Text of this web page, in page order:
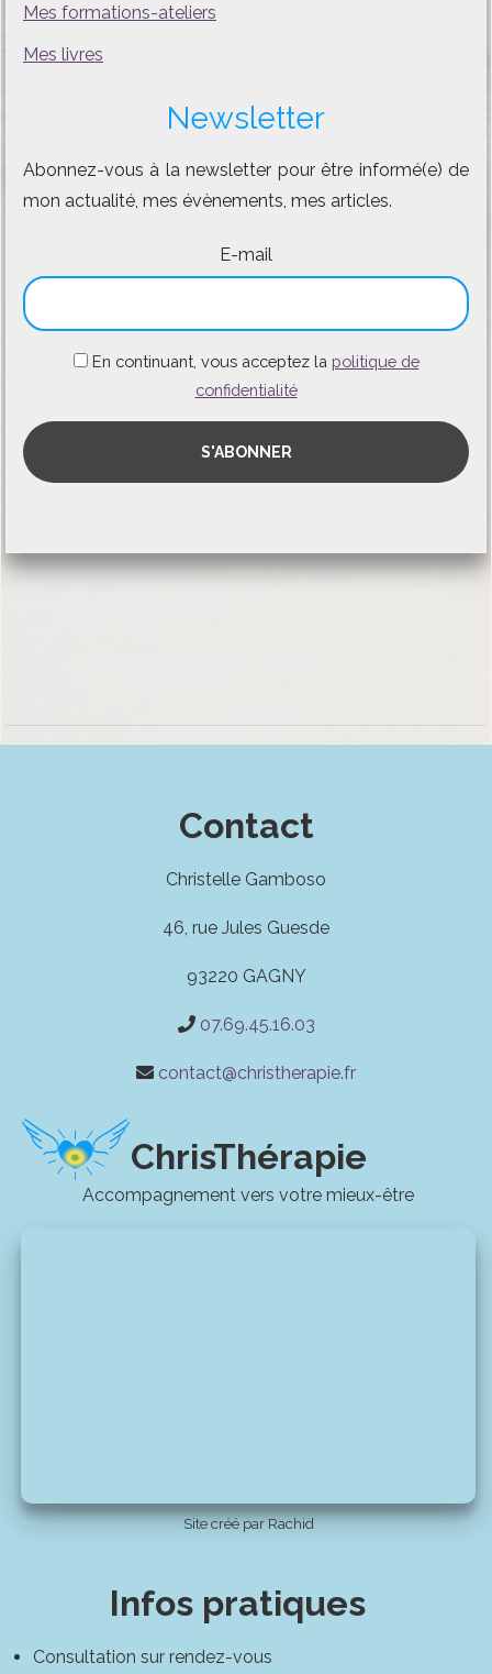
Mes formations-ateliers
Mes livres
Newsletter
Abonnez-vous à la newsletter pour être informé(e) de
mon actualité, mes évènements, mes articles.
E-mail
En continuant, vous acceptez la politique de
confidentialité
Contact
Christelle Gamboso
46, rue Jules Guesde
93220 GAGNY
07.69.45.16.03
contact@christherapie.fr
ChrisThérapie
Accompagnement vers votre mieux-être
Site créé par Rachid
Infos pratiques
Consultation sur rendez-vous